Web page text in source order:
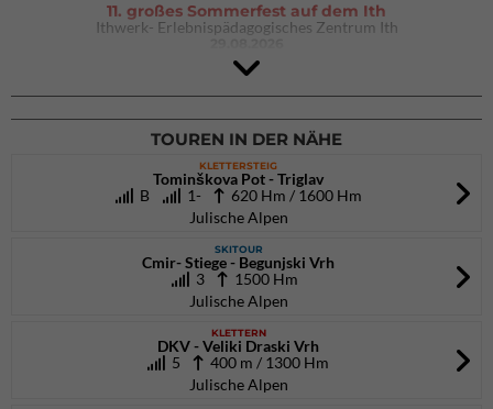
11. großes Sommerfest auf dem Ith
Ithwerk- Erlebnispädagogisches Zentrum Ith
4Blocs KIDS 2026
DAV Kletter- & Boulderzentrum München Süd (Thalkirchen)
26.09.2026
TOUREN IN DER NÄHE
KLETTERSTEIG
Tominškova Pot - Triglav
B
1- 620 Hm / 1600 Hm
Julische Alpen
SKITOUR
Cmir- Stiege - Begunjski Vrh
3
1500 Hm
Julische Alpen
KLETTERN
DKV - Veliki Draski Vrh
5
400 m / 1300 Hm
Julische Alpen